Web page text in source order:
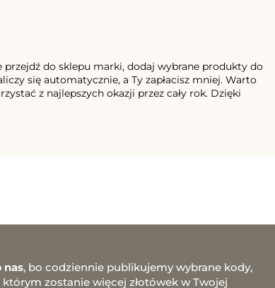
do sklepu marki, dodaj wybrane produkty do
się automatycznie, a Ty zapłacisz mniej. Warto
z najlepszych okazji przez cały rok. Dzięki
nas, bo codziennie publikujemy wybrane kody,
zostanie więcej złotówek w Twojej